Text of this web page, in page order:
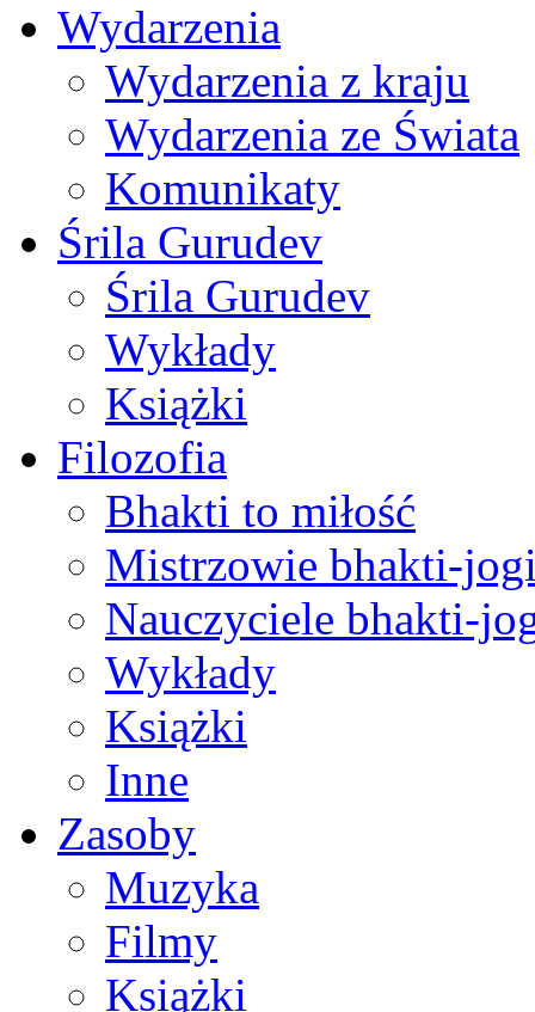
Wydarzenia
Wydarzenia z kraju
Wydarzenia ze Świata
Komunikaty
Śrila Gurudev
Śrila Gurudev
Wykłady
Książki
Filozofia
Bhakti to miłość
Mistrzowie bhakti-
Nauczyciele bhakti-
Wykłady
Książki
Inne
Zasoby
Muzyka
Filmy
Książki